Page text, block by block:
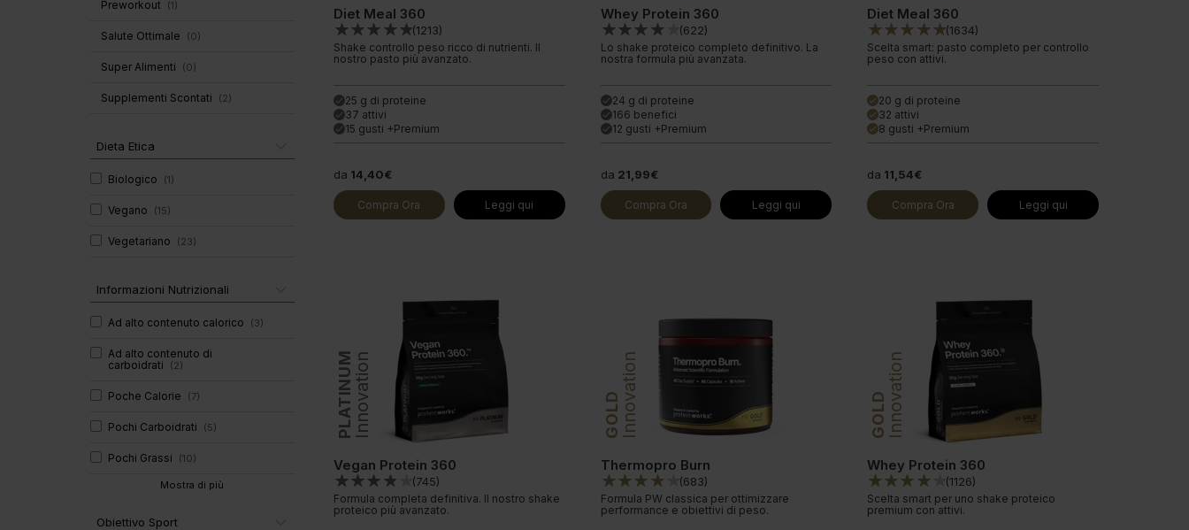
Preworkout (1)
Salute Ottimale (0)
Super Alimenti (0)
Supplementi Scontati (2)
Dieta Etica
Biologico (1)
Vegano (15)
Vegetariano (23)
Informazioni Nutrizionali
Ad alto contenuto calorico (3)
Ad alto contenuto di
carboidrati
(2)
Poche Calorie (7)
Pochi Carboidrati (5)
Pochi Grassi (10)
Mostra di più
Obiettivo Sport
Diet Meal 360
(1213)
Shake controllo peso ricco di nutrienti. Il
nostro pasto più avanzato.
done 25 g di proteine
done 37 attivi
done 15 gusti +Premium
da 14,40€
Compra Ora Leggi qui
Whey Protein 360
(622)
Lo shake proteico completo definitivo. La
nostra formula più avanzata.
done 24 g di proteine
done 166 benefici
done 12 gusti +Premium
da 21,99€
Compra Ora Leggi qui
Diet Meal 360
(1634)
Scelta smart: pasto completo per controllo
peso con attivi.
done20 g di proteine
done32 attivi
done8 gusti +Premium
da 11,54€
Compra Ora Leggi qui
PLATINUMInnovation
Vegan Protein 360
(745)
Formula completa definitiva. Il nostro shake
proteico più avanzato.
GOLDInnovation
Thermopro Burn
(683)
Formula PW classica per ottimizzare
performance e obiettivi di peso.
GOLDInnovation
Whey Protein 360
(1126)
Scelta smart per uno shake proteico
premium con attivi.